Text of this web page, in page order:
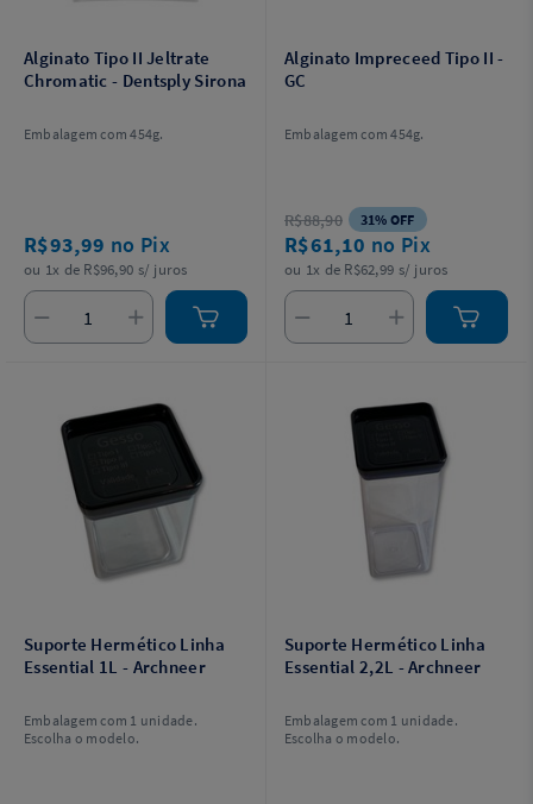
Alginato Tipo II Jeltrate
Chromatic - Dentsply Sirona
Embalagem com 454g.
R$93,99 no Pix
ou 1x de R$96,90 s/ juros
Alginato Impreceed Tipo II -
GC
Embalagem com 454g.
R$88,90 31% OFF
R$61,10 no Pix
ou 1x de R$62,99 s/ juros
Suporte Hermético Linha
Essential 1L - Archneer
Embalagem com 1 unidade.
Escolha o modelo.
Suporte Hermético Linha
Essential 2,2L - Archneer
Embalagem com 1 unidade.
Escolha o modelo.